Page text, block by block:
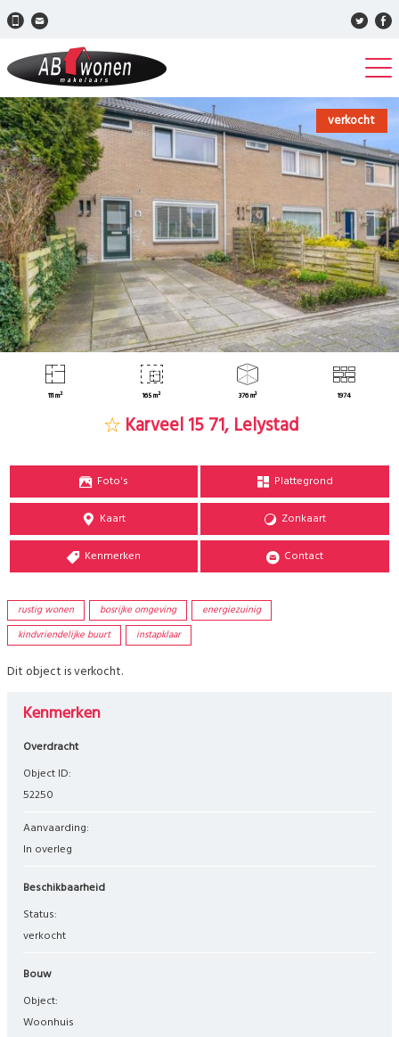
verkocht
111 m² 165 m² 376 m³ 1974
Karveel 15 71, Lelystad
Foto's Plattegrond
Kaart Zonkaart
Kenmerken Contact
rustig wonen bosrijke omgeving
energiezuinig
kindvriendelijke buurt
instapklaar
Dit object is verkocht.
Kenmerken
Overdracht
Object ID:
52250
Aanvaarding:
In overleg
Beschikbaarheid
Status:
verkocht
Bouw
Object:
woonhuis